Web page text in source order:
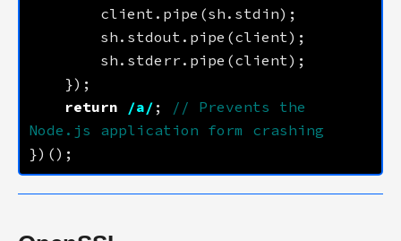
return
/a/ ;
// Prevents the